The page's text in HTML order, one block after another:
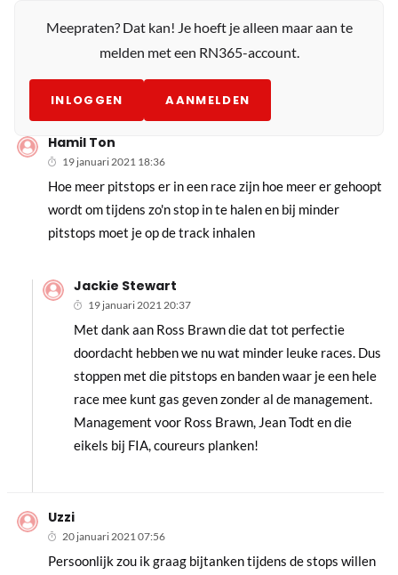
Meepraten? Dat kan! Je hoeft je alleen maar aan te
melden met een RN365-account.
INLOGGEN AANMELDEN
Hamil Ton
19 januari 2021 18:36
Hoe meer pitstops er in een race zijn hoe meer er gehoopt
wordt om tijdens zo'n stop in te halen en bij minder
pitstops moet je op de track inhalen
Jackie Stewart
19 januari 2021 20:37
Met dank aan Ross Brawn die dat tot perfectie
doordacht hebben we nu wat minder leuke races. Dus
stoppen met die pitstops en banden waar je een hele
race mee kunt gas geven zonder al de management.
Management voor Ross Brawn, Jean Todt en die
eikels bij FIA, coureurs planken!
Uzzi
20 januari 2021 07:56
Persoonlijk zou ik graag bijtanken tijdens de stops willen